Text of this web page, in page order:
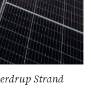
Strand